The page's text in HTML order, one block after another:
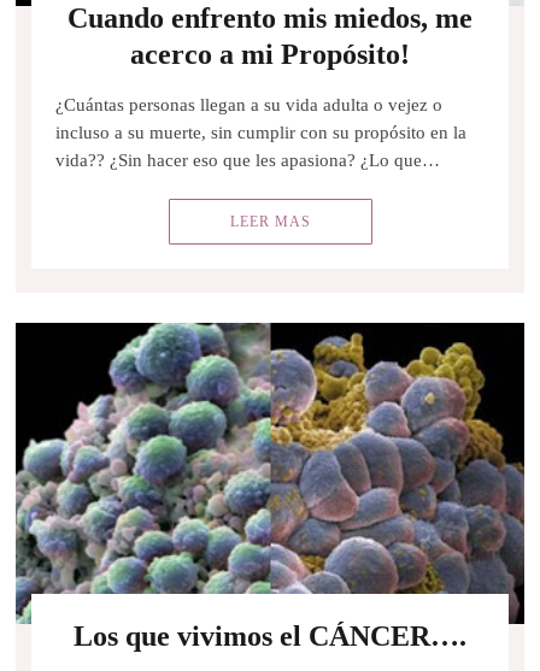
Cuando enfrento mis miedos, me
acerco a mi Propósito!
¿Cuántas personas llegan a su vida adulta o vejez o
incluso a su muerte, sin cumplir con su propósito en la
vida?? ¿Sin hacer eso que les apasiona? ¿Lo que…
LEER MAS
Los que vivimos el CÁNCER….